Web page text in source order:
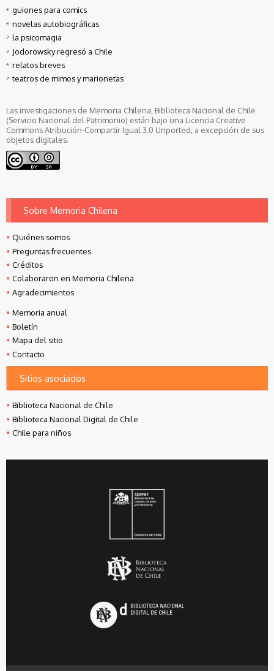
guiones para comics
novelas autobiográficas
la psicomagia
Jodorowsky regresó a Chile
relatos breves
teatros de mimos y marionetas
Las investigaciones de Memoria Chilena, Biblioteca Nacional de Chile
(Servicio Nacional del Patrimonio) están bajo una Licencia Creative
Commons Atribución-Compartir Igual 3.0 Unported, a excepción de sus
objetos digitales.
Sobre Memoria Chilena
Quiénes somos
Preguntas frecuentes
Créditos
Colaboraron en Memoria Chilena
Agradecimientos
Memoria anual
Boletín
Mapa del sitio
Contacto
Sitios asociados
Biblioteca Nacional de Chile
Biblioteca Nacional Digital de Chile
Chile para niños